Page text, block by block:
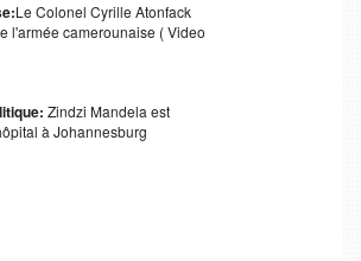
Le Colonel Cyrille Atonfack
l'armée camerounaise ( Video
Zindzi Mandela est
à Johannesburg